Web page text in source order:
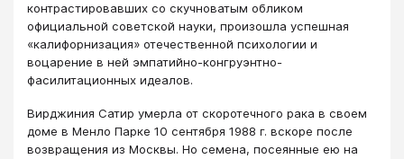
контрастировавших со скучноватым обликом
официальной советской науки, произошла успешная
«калифорнизация» отечественной психологии и
воцарение в ней эмпатийно-конгруэнтно-
фасилитационных идеалов.
Вирджиния Сатир умерла от скоротечного рака в своем
доме в Менло Парке 10 сентября 1988 г. вскоре после
возвращения из Москвы. Но семена, посеянные ею на